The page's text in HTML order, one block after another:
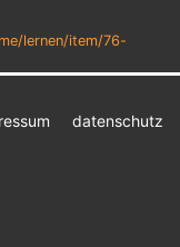
lernen/item/76-
datenschutz